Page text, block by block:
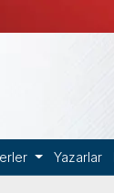
Yazarlar